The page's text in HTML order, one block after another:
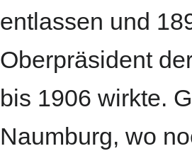
entlassen und
Oberpräsident
bis 1906 wirkte.
Naumburg, wo